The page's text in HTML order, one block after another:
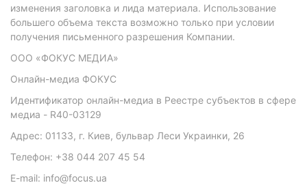
изменения заголовка и лида материала. Использование
большего объема текста возможно только при условии
получения письменного разрешения Компании.
ООО «ФОКУС МЕДИА»
Онлайн-медиа ФОКУС
Идентификатор онлайн-медиа в Реестре субъектов в сфере
медиа - R40-03129
Адрес: 01133, г. Киев, бульвар Леси Украинки, 26
Телефон: +38 044 207 45 54
E-mail: info@focus.ua